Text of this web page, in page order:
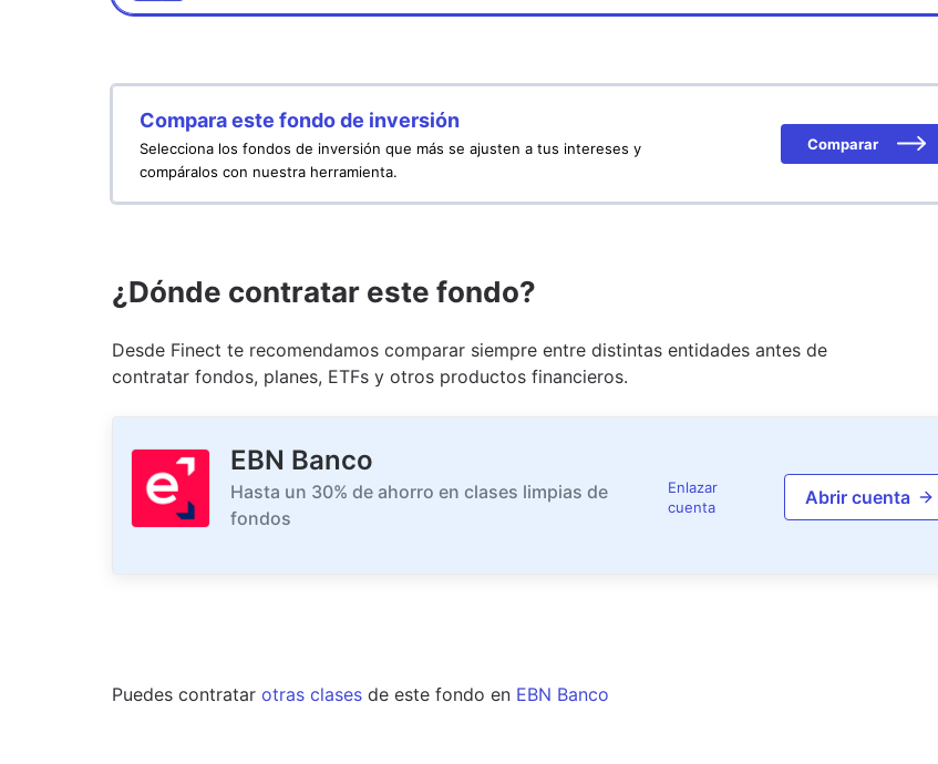
Compara este fondo de inversión
Selecciona los fondos de inversión que más se ajusten a tus intereses y
compáralos con nuestra herramienta.
Comparar
¿Dónde contratar este fondo?
Desde Finect te recomendamos comparar siempre entre distintas entidades antes de
contratar fondos, planes, ETFs y otros productos financieros.
EBN Banco
Hasta un 30% de ahorro en clases limpias de
fondos
Enlazar
cuenta
Abrir cuenta
Puedes contratar otras clases de este fondo en EBN Banco